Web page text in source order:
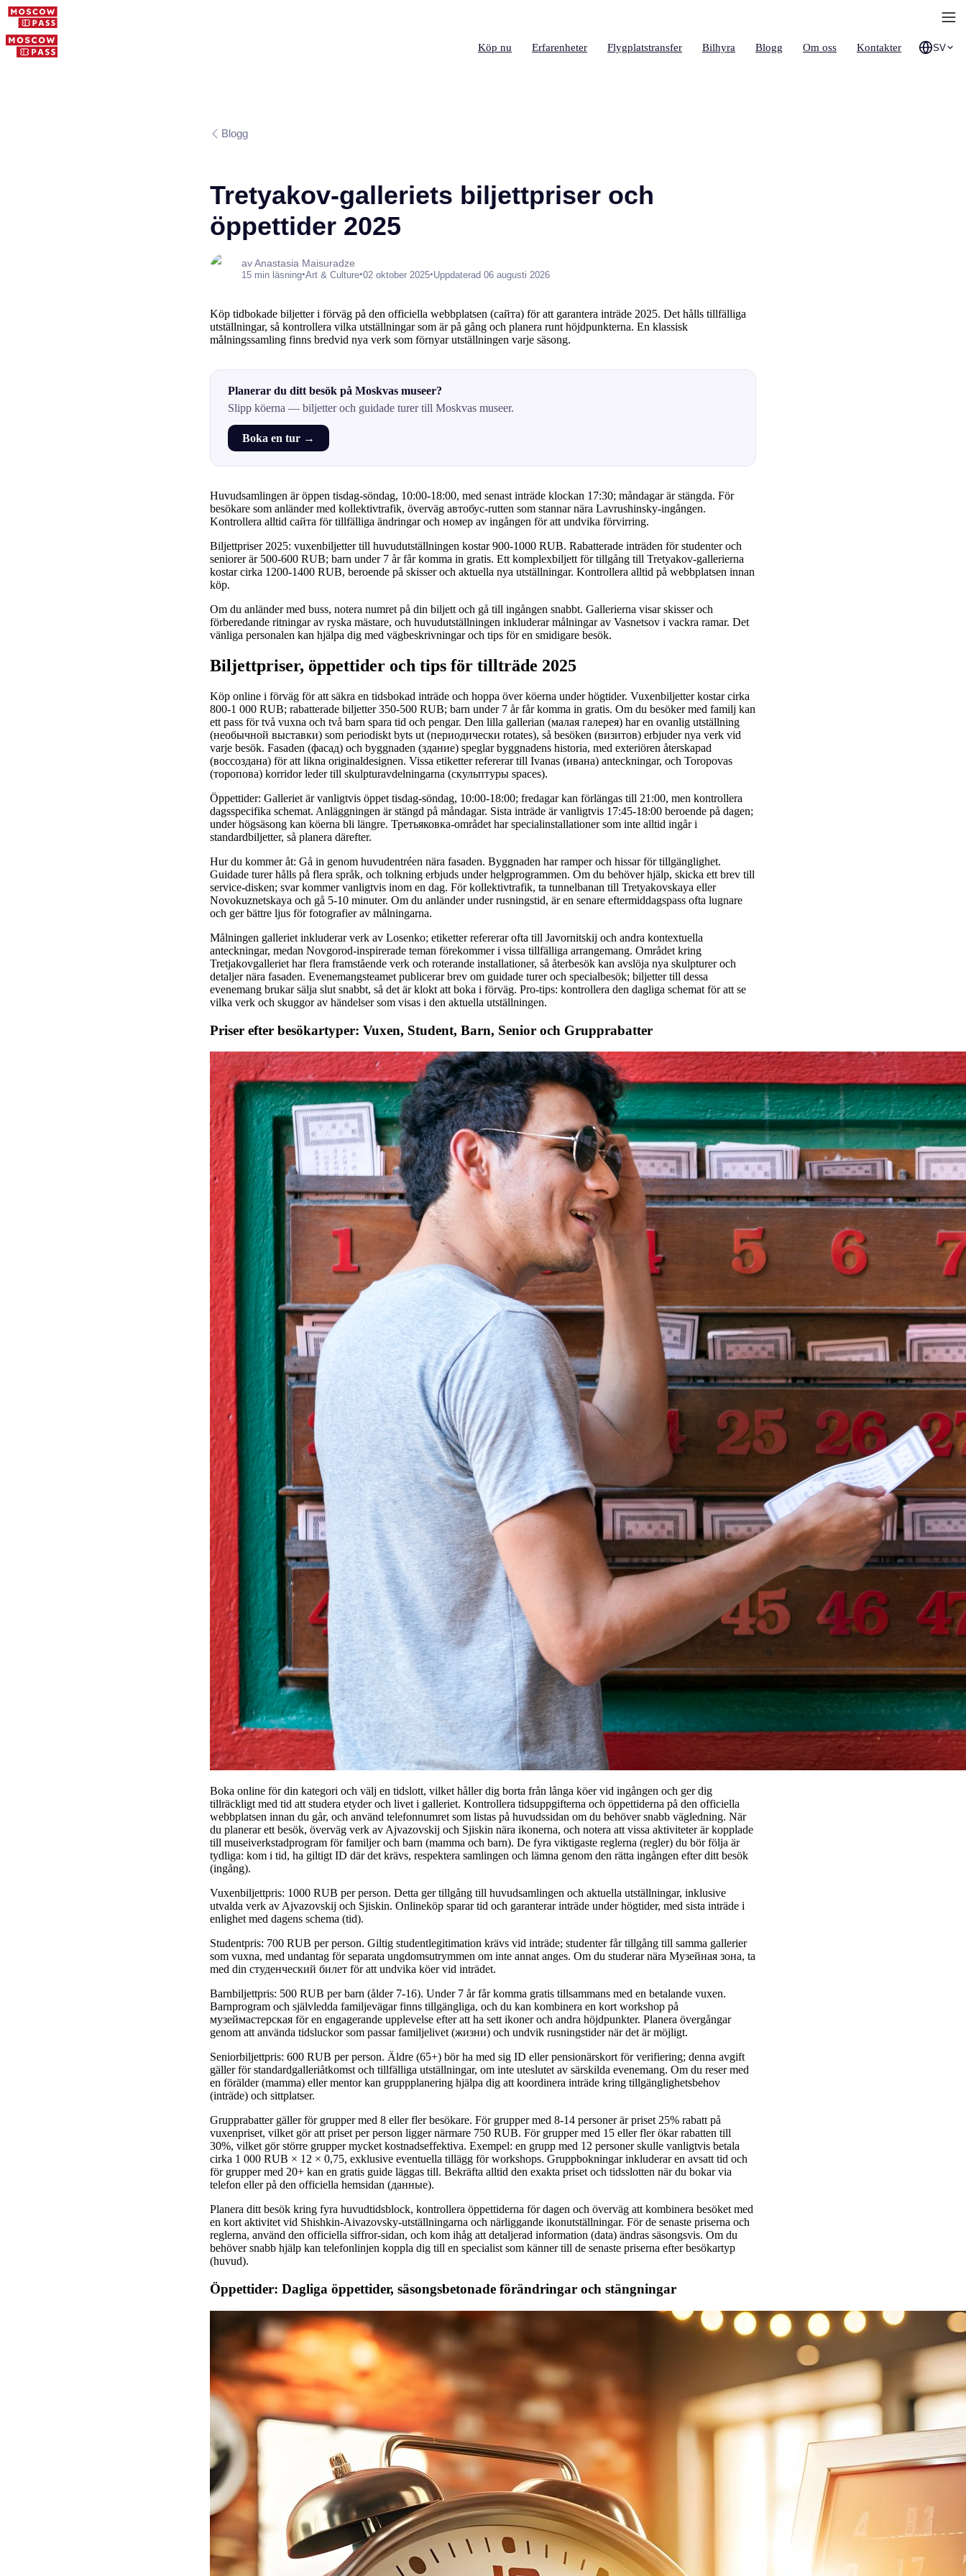
Köp nu Erfarenheter Flygplatstransfer Bilhyra Blogg Om oss Kontakter SV
Blogg
Tretyakov-galleriets biljettpriser och
öppettider 2025
av Anastasia Maisuradze
15 min läsning•Art & Culture•02 oktober 2025•Uppdaterad 06 augusti 2026
Köp tidbokade biljetter i förväg på den officiella webbplatsen (сайта) för att garantera inträde 2025. Det hålls tillfälliga
utställningar, så kontrollera vilka utställningar som är på gång och planera runt höjdpunkterna. En klassisk
målningssamling finns bredvid nya verk som förnyar utställningen varje säsong.
Planerar du ditt besök på Moskvas museer?
Slipp köerna — biljetter och guidade turer till Moskvas museer.
Boka en tur →
Huvudsamlingen är öppen tisdag-söndag, 10:00-18:00, med senast inträde klockan 17:30; måndagar är stängda. För
besökare som anländer med kollektivtrafik, överväg автобус-rutten som stannar nära Lavrushinsky-ingången.
Kontrollera alltid сайта för tillfälliga ändringar och номер av ingången för att undvika förvirring.
Biljettpriser 2025: vuxenbiljetter till huvudutställningen kostar 900-1000 RUB. Rabatterade inträden för studenter och
seniorer är 500-600 RUB; barn under 7 år får komma in gratis. Ett komplexbiljett för tillgång till Tretyakov-gallerierna
kostar cirka 1200-1400 RUB, beroende på skisser och aktuella nya utställningar. Kontrollera alltid på webbplatsen innan
köp.
Om du anländer med buss, notera numret på din biljett och gå till ingången snabbt. Gallerierna visar skisser och
förberedande ritningar av ryska mästare, och huvudutställningen inkluderar målningar av Vasnetsov i vackra ramar. Det
vänliga personalen kan hjälpa dig med vägbeskrivningar och tips för en smidigare besök.
Biljettpriser, öppettider och tips för tillträde 2025
Köp online i förväg för att säkra en tidsbokad inträde och hoppa över köerna under högtider. Vuxenbiljetter kostar cirka
800-1 000 RUB; rabatterade biljetter 350-500 RUB; barn under 7 år får komma in gratis. Om du besöker med familj kan
ett pass för två vuxna och två barn spara tid och pengar. Den lilla gallerian (малая галерея) har en ovanlig utställning
(необычной выставки) som periodiskt byts ut (периодически rotates), så besöken (визитов) erbjuder nya verk vid
varje besök. Fasaden (фасад) och byggnaden (здание) speglar byggnadens historia, med exteriören återskapad
(воссоздана) för att likna originaldesignen. Vissa etiketter refererar till Ivanas (ивана) anteckningar, och Toropovas
(торопова) korridor leder till skulpturavdelningarna (скульптуры spaces).
Öppettider: Galleriet är vanligtvis öppet tisdag-söndag, 10:00-18:00; fredagar kan förlängas till 21:00, men kontrollera
dagsspecifika schemat. Anläggningen är stängd på måndagar. Sista inträde är vanligtvis 17:45-18:00 beroende på dagen;
under högsäsong kan köerna bli längre. Третьяковка-området har specialinstallationer som inte alltid ingår i
standardbiljetter, så planera därefter.
Hur du kommer åt: Gå in genom huvudentréen nära fasaden. Byggnaden har ramper och hissar för tillgänglighet.
Guidade turer hålls på flera språk, och tolkning erbjuds under helgprogrammen. Om du behöver hjälp, skicka ett brev till
service-disken; svar kommer vanligtvis inom en dag. För kollektivtrafik, ta tunnelbanan till Tretyakovskaya eller
Novokuznetskaya och gå 5-10 minuter. Om du anländer under rusningstid, är en senare eftermiddagspass ofta lugnare
och ger bättre ljus för fotografier av målningarna.
Målningen galleriet inkluderar verk av Losenko; etiketter refererar ofta till Javornitskij och andra kontextuella
anteckningar, medan Novgorod-inspirerade teman förekommer i vissa tillfälliga arrangemang. Området kring
Tretjakovgalleriet har flera framstående verk och roterande installationer, så återbesök kan avslöja nya skulpturer och
detaljer nära fasaden. Evenemangsteamet publicerar brev om guidade turer och specialbesök; biljetter till dessa
evenemang brukar sälja slut snabbt, så det är klokt att boka i förväg. Pro-tips: kontrollera den dagliga schemat för att se
vilka verk och skuggor av händelser som visas i den aktuella utställningen.
Priser efter besökartyper: Vuxen, Student, Barn, Senior och Grupprabatter
Boka online för din kategori och välj en tidslott, vilket håller dig borta från långa köer vid ingången och ger dig
tillräckligt med tid att studera etyder och livet i galleriet. Kontrollera tidsuppgifterna och öppettiderna på den officiella
webbplatsen innan du går, och använd telefonnumret som listas på huvudssidan om du behöver snabb vägledning. När
du planerar ett besök, överväg verk av Ajvazovskij och Sjiskin nära ikonerna, och notera att vissa aktiviteter är kopplade
till museiverkstadprogram för familjer och barn (mamma och barn). De fyra viktigaste reglerna (regler) du bör följa är
tydliga: kom i tid, ha giltigt ID där det krävs, respektera samlingen och lämna genom den rätta ingången efter ditt besök
(ingång).
Vuxenbiljettpris: 1000 RUB per person. Detta ger tillgång till huvudsamlingen och aktuella utställningar, inklusive
utvalda verk av Ajvazovskij och Sjiskin. Onlineköp sparar tid och garanterar inträde under högtider, med sista inträde i
enlighet med dagens schema (tid).
Studentpris: 700 RUB per person. Giltig studentlegitimation krävs vid inträde; studenter får tillgång till samma gallerier
som vuxna, med undantag för separata ungdomsutrymmen om inte annat anges. Om du studerar nära Музейная зона, ta
med din студенческий билет för att undvika köer vid inträdet.
Barnbiljettpris: 500 RUB per barn (ålder 7-16). Under 7 år får komma gratis tillsammans med en betalande vuxen.
Barnprogram och självledda familjevägar finns tillgängliga, och du kan kombinera en kort workshop på
музеймастерская för en engagerande upplevelse efter att ha sett ikoner och andra höjdpunkter. Planera övergångar
genom att använda tidsluckor som passar familjelivet (жизни) och undvik rusningstider när det är möjligt.
Seniorbiljettpris: 600 RUB per person. Äldre (65+) bör ha med sig ID eller pensionärskort för verifiering; denna avgift
gäller för standardgalleriåtkomst och tillfälliga utställningar, om inte uteslutet av särskilda evenemang. Om du reser med
en förälder (mamma) eller mentor kan gruppplanering hjälpa dig att koordinera inträde kring tillgänglighetsbehov
(inträde) och sittplatser.
Grupprabatter gäller för grupper med 8 eller fler besökare. För grupper med 8-14 personer är priset 25% rabatt på
vuxenpriset, vilket gör att priset per person ligger närmare 750 RUB. För grupper med 15 eller fler ökar rabatten till
30%, vilket gör större grupper mycket kostnadseffektiva. Exempel: en grupp med 12 personer skulle vanligtvis betala
cirka 1 000 RUB × 12 × 0,75, exklusive eventuella tillägg för workshops. Gruppbokningar inkluderar en avsatt tid och
för grupper med 20+ kan en gratis guide läggas till. Bekräfta alltid den exakta priset och tidsslotten när du bokar via
telefon eller på den officiella hemsidan (данные).
Planera ditt besök kring fyra huvudtidsblock, kontrollera öppettiderna för dagen och överväg att kombinera besöket med
en kort aktivitet vid Shishkin-Aivazovsky-utställningarna och närliggande ikonutställningar. För de senaste priserna och
reglerna, använd den officiella siffror-sidan, och kom ihåg att detaljerad information (data) ändras säsongsvis. Om du
behöver snabb hjälp kan telefonlinjen koppla dig till en specialist som känner till de senaste priserna efter besökartyp
(huvud).
Öppettider: Dagliga öppettider, säsongsbetonade förändringar och stängningar